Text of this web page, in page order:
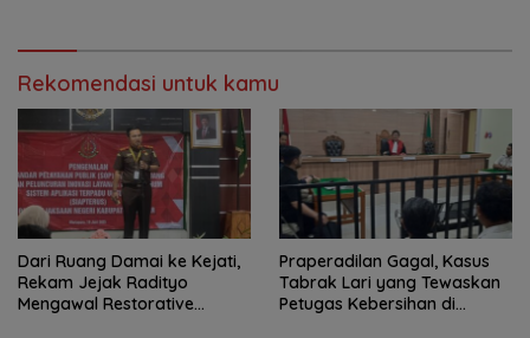
Rekomendasi untuk kamu
Dari Ruang Damai ke Kejati,
Rekam Jejak Radityo
Mengawal Restorative
Praperadilan Gagal, Kasus
Tabrak Lari yang Tewaskan
Petugas Kebersihan di